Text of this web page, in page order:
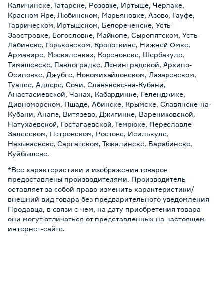
Каличинске, Татарске, Розовке, Иртыше, Черлаке,
Красном Яре, Любинском, Марьяновке, Азово, Гауфе,
Таврическом, Иртышском, Белореченске, Усть-
Заостровке, Богословке, Майкопе, Сыропятском, Усть-
Лабинске, Горьковском, Кропоткине, Нижней Омке,
Армавире, Москаленках, Кореновске, Шербакуле,
Тимашевске, Павлоградке, Ленинградской, Архипо-
Осиповке, Джубге, Новомихайловском, Лазаревском,
Туапсе, Адлере, Сочи, Славянске-на-Кубани,
Анастасиевской, Чанах, Кабардинке, Геленджике,
Дивноморском, Пшаде, Абинске, Крымске, Славянске-на-
Кубани, Анапе, Витязево, Джигинке, Варениковской,
Натухаевской, Гостагаевской, Темрюке, Переславле-
Залесском, Петровском, Ростове, Исилькуле,
Называевске, Саргатском, Тюкалинске, Барабинске,
Куйбышеве.
*Все характеристики и изображения товаров
предоставлены производителями. Производитель
оставляет за собой право изменить характеристики/
внешний вид товара без предварительного уведомления
Продавца, в связи с чем, на дату приобретения товара
они могут отличаться от представленных на настоящем
интернет-сайте.